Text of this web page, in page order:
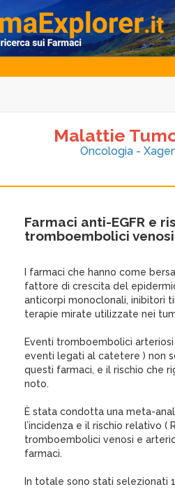
Malattie
Oncologia -
Farmaci anti-EGFR e
tromboembolici
I farmaci che hanno come
fattore di crescita del
anticorpi monoclonali, inibitori
terapie mirate utilizzate nei
Eventi tromboembolici
eventi legati al catetere ) non
questi farmaci, e il rischio che
noto.
È stata condotta una meta-
l’incidenza e il rischio relativo (
tromboembolici venosi e
farmaci.
In totale sono stati selezionati